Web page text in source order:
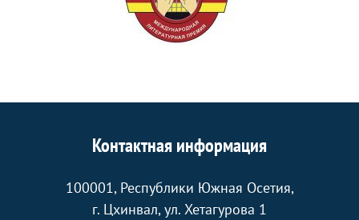
Контактная информация
100001, Республики Южная Осетия,
г. Цхинвал, ул. Хетагурова 1